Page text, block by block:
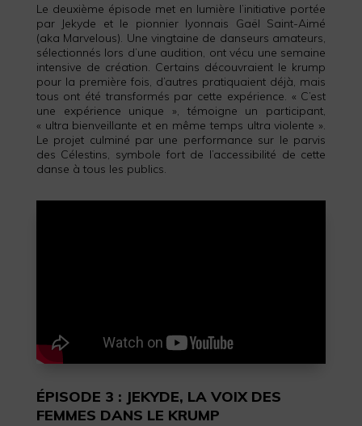
Le deuxième épisode met en lumière l’initiative portée
par Jekyde et le pionnier lyonnais Gaël Saint-Aimé
(aka Marvelous). Une vingtaine de danseurs amateurs,
sélectionnés lors d’une audition, ont vécu une semaine
intensive de création. Certains découvraient le krump
pour la première fois, d’autres pratiquaient déjà, mais
tous ont été transformés par cette expérience. « C’est
une expérience unique », témoigne un participant,
« ultra bienveillante et en même temps ultra violente ».
Le projet culminé par une performance sur le parvis
des Célestins, symbole fort de l’accessibilité de cette
danse à tous les publics.
ÉPISODE 3 : JEKYDE, LA VOIX DES
FEMMES DANS LE KRUMP